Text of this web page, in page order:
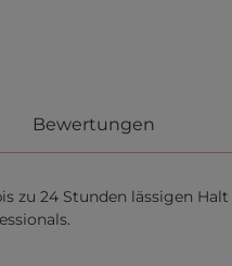
Bewertungen
zu 24 Stunden lässigen